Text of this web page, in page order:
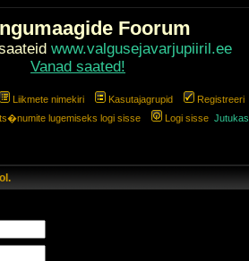
Foorum
www.valgusejavarjupiiril.ee
Vanad saated!
Liikmete nimekiri Kasutajagrupid
Registreeri
lugemiseks logi sisse Logi sisse Jutukas